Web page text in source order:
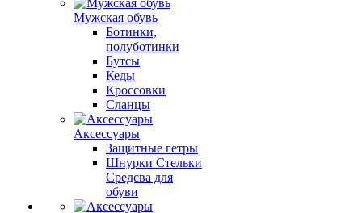
Мужская обувь
Ботинки,
полуботинки
Бутсы
Кеды
Кроссовки
Сланцы
Аксессуары
Защитные гетры
Шнурки Стельки
Средсва для
обуви